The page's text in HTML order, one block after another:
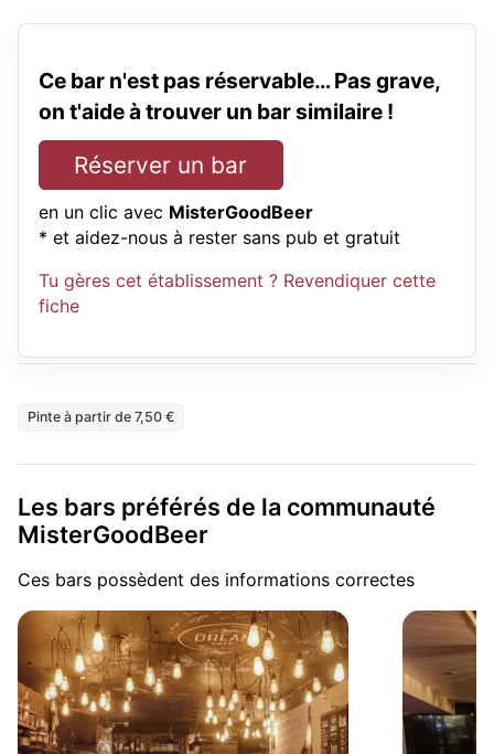
Ce bar n'est pas réservable… Pas grave,
on t'aide à trouver un bar similaire !
Réserver un bar
en un clic avec MisterGoodBeer
* et aidez-nous à rester sans pub et gratuit
Tu gères cet établissement ? Revendiquer cette
fiche
Pinte à partir de 7,50 €
Les bars préférés de la communauté
MisterGoodBeer
Ces bars possèdent des informations correctes